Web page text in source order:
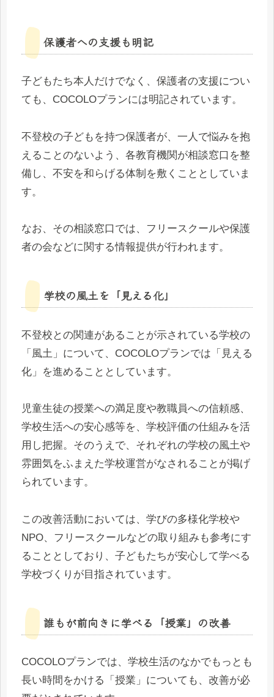
保護者への支援も明記
子どもたち本人だけでなく、保護者の支援につい
ても、COCOLOプランには明記されています。
不登校の子どもを持つ保護者が、一人で悩みを抱
えることのないよう、各教育機関が相談窓口を整
備し、不安を和らげる体制を敷くこととしていま
す。
なお、その相談窓口では、フリースクールや保護
者の会などに関する情報提供が行われます。
学校の風土を「見える化」
不登校との関連があることが示されている学校の
「風土」について、COCOLOプランでは「見える
化」を進めることとしています。
児童生徒の授業への満足度や教職員への信頼感、
学校生活への安心感等を、学校評価の仕組みを活
用し把握。そのうえで、それぞれの学校の風土や
雰囲気をふまえた学校運営がなされることが掲げ
られています。
この改善活動においては、学びの多様化学校や
NPO、フリースクールなどの取り組みも参考にす
ることとしており、子どもたちが安心して学べる
学校づくりが目指されています。
誰もが前向きに学べる「授業」の改善
COCOLOプランでは、学校生活のなかでもっとも
長い時間をかける「授業」についても、改善が必